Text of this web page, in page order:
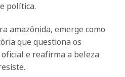
política.
amazônida, emerge como
que questiona os
e reafirma a beleza